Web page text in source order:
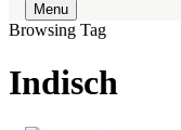
Menu
Browsing Tag
Indisch